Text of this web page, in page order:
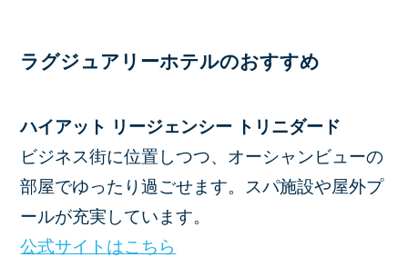
ラグジュアリーホテルのおすすめ
ハイアット リージェンシー トリニダード
ビジネス街に位置しつつ、オーシャンビューの
部屋でゆったり過ごせます。スパ施設や屋外プ
ールが充実しています。
公式サイト はこちら